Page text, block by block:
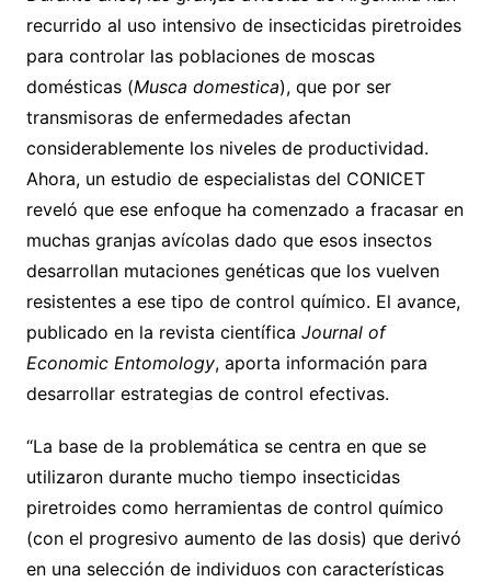
recurrido al uso intensivo de insecticidas piretroides
para controlar las poblaciones de moscas
domésticas (Musca domestica), que por ser
transmisoras de enfermedades afectan
considerablemente los niveles de productividad.
Ahora, un estudio de especialistas del CONICET
reveló que ese enfoque ha comenzado a fracasar en
muchas granjas avícolas dado que esos insectos
desarrollan mutaciones genéticas que los vuelven
resistentes a ese tipo de control químico. El avance,
publicado en la revista científica Journal of
Economic Entomology, aporta información para
desarrollar estrategias de control efectivas.
“La base de la problemática se centra en que se
utilizaron durante mucho tiempo insecticidas
piretroides como herramientas de control químico
(con el progresivo aumento de las dosis) que derivó
en una selección de individuos con características